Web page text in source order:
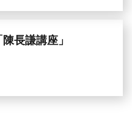
長謙講座」